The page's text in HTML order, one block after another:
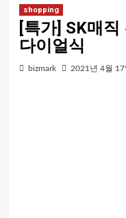
shopping
[특가] SK매직
다이얼식
bizmark 2021년 4월 17